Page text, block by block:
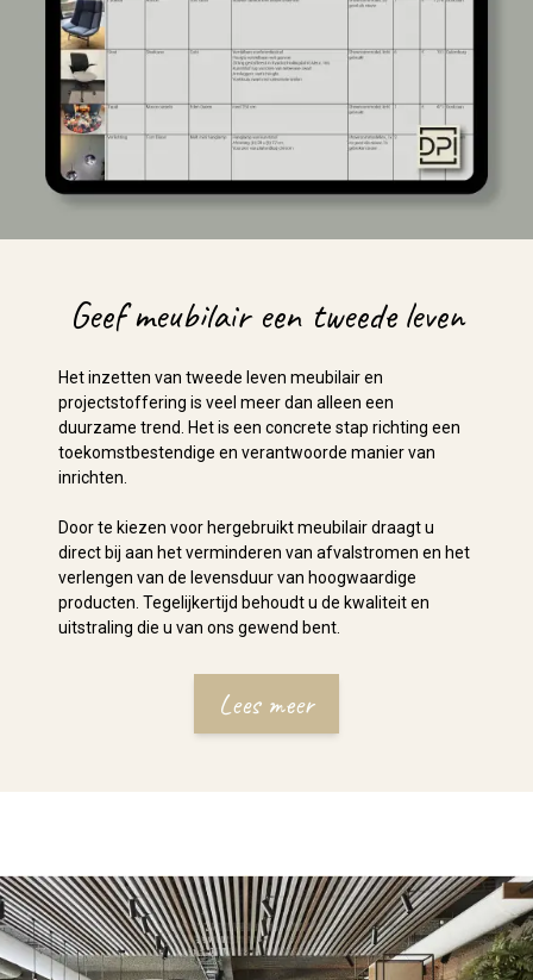
Geef meubilair een tweede leven
Het inzetten van tweede leven meubilair en
projectstoffering is veel meer dan alleen een
duurzame trend. Het is een concrete stap richting een
toekomstbestendige en verantwoorde manier van
inrichten.
Door te kiezen voor hergebruikt meubilair draagt u
direct bij aan het verminderen van afvalstromen en het
verlengen van de levensduur van hoogwaardige
producten. Tegelijkertijd behoudt u de kwaliteit en
uitstraling die u van ons gewend bent.
Lees meer